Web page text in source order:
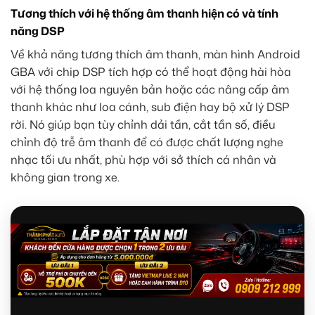
Tương thích với hệ thống âm thanh hiện có và tính
năng DSP
Về khả năng tương thích âm thanh, màn hình Android
GBA với chip DSP tích hợp có thể hoạt động hài hòa
với hệ thống loa nguyên bản hoặc các nâng cấp âm
thanh khác như loa cánh, sub điện hay bộ xử lý DSP
rời. Nó giúp bạn tùy chỉnh dải tần, cắt tần số, điều
chỉnh độ trễ âm thanh để có được chất lượng nghe
nhạc tối ưu nhất, phù hợp với sở thích cá nhân và
không gian trong xe.